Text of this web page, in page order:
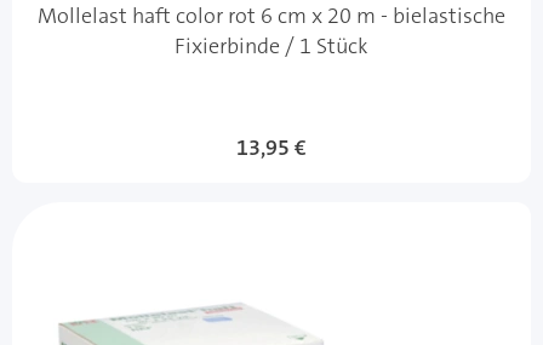
Mollelast haft color rot 6 cm x 20 m - bielastische
Fixierbinde / 1 Stück
13,95 €